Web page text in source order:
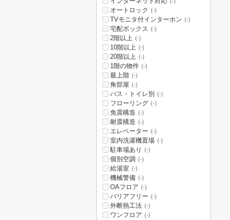
オートロック (-)
TVモニタ付インターホン (-)
宅配ボックス (-)
2階以上 (-)
10階以上 (-)
20階以上 (-)
1階の物件 (-)
最上階 (-)
角部屋 (-)
バス・トイレ別 (-)
フローリング (-)
免震構造 (-)
耐震構造 (-)
エレベーター (-)
室内洗濯機置場 (-)
駐車場あり (-)
個別空調 (-)
給湯室 (-)
機械警備 (-)
OAフロア (-)
バリアフリー (-)
外断熱工法 (-)
ワンフロア (-)